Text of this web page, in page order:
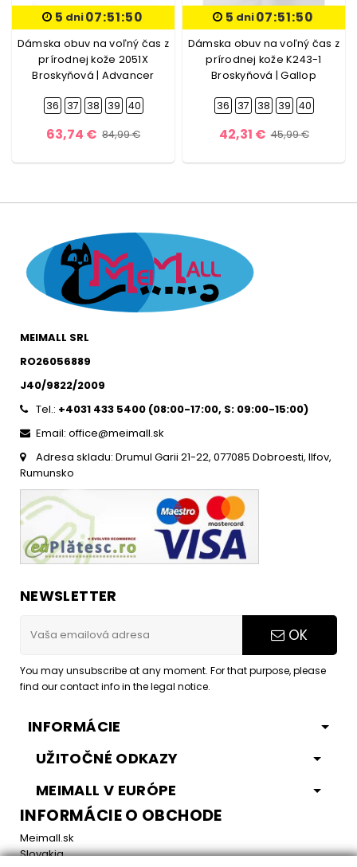
5 dni07:51:50
Dámska obuv na voľný čas z
prírodnej kože 2051X
Broskyňová | Advancer
36 37 38 39 40
63,74 € 84,99 €
5 dni07:51:50
Dámska obuv na voľný čas z
prírodnej kože K243-1
Broskyňová | Gallop
36 37 38 39 40
42,31 € 45,99 €
MEIMALL SRL
RO26056889
J40/9822/2009
Tel.: +4031 433 5400 (08:00-17:00, S: 09:00-15:00)
Email: office@meimall.sk
Adresa skladu: Drumul Garii 21-22, 077085 Dobroesti, Ilfov,
Rumunsko
NEWSLETTER
OK
You may unsubscribe at any moment. For that purpose, please
find our contact info in the legal notice.
INFORMÁCIE
UŽITOČNÉ ODKAZY
MEIMALL V EURÓPE
INFORMÁCIE O OBCHODE
Meimall.sk
Slovakia